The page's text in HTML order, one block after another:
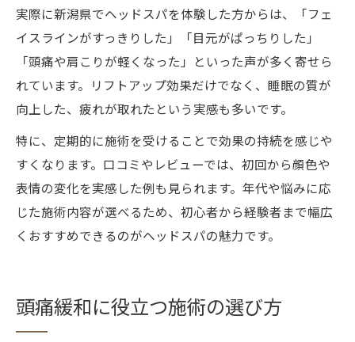
実際に新潟県でヘッドスパを体験した方からは、「フェ
イスラインがすっきりした」「目元がぱっちりした」
「頭痛や肩こりが軽くなった」といった声が多く寄せら
れています。リフトアップ効果だけでなく、睡眠の質が
向上した、疲れが取れたという実感も多いです。
特に、定期的に施術を受けることで効果の持続を感じや
すくなります。口コミやレビューでは、初回から顔色や
表情の変化を実感した例も見られます。年代や悩みに応
じた施術内容が選べるため、初心者から経験者まで幅広
くおすすめできるのがヘッドスパの魅力です。
頭痛緩和に役立つ施術の選び方